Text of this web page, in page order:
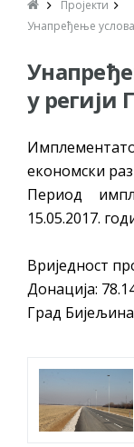
Пројекти
Унапређење
у регији
економски
Период
15.05.2017.
Вриједност
Донација:
Град